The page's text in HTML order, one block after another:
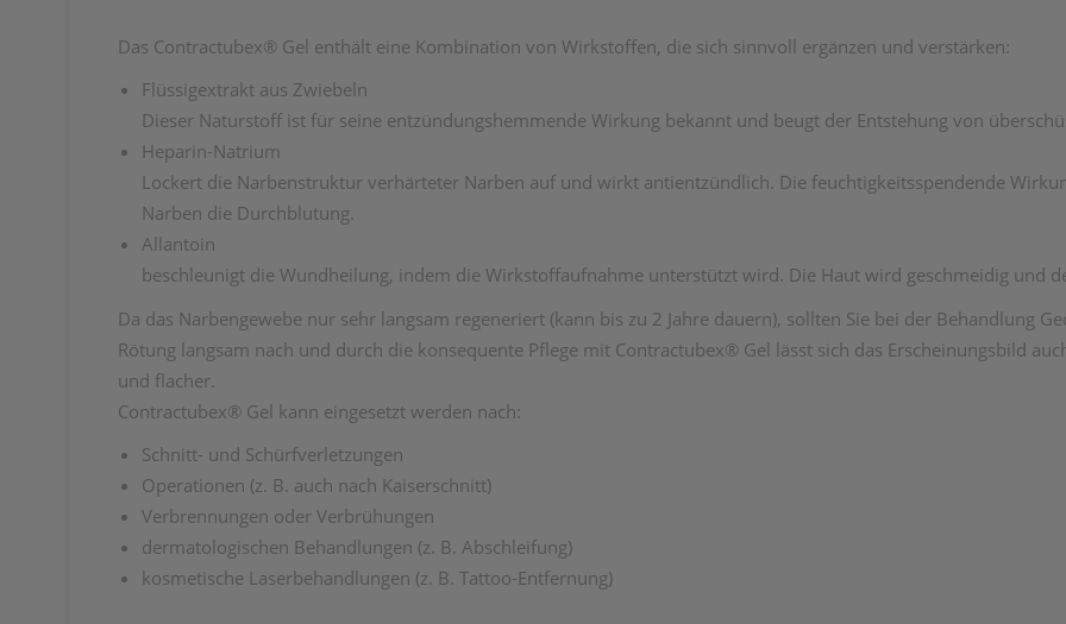
Das Contractubex® Gel enthält eine Kombination von Wirkstoffen, die sich sinnvoll ergänzen und verstärken:
Flüssigextrakt aus Zwiebeln
Dieser Naturstoff ist für seine entzündungshemmende Wirkung bekannt und beugt der Entstehung von
Heparin-Natrium
Lockert die Narbenstruktur verhärteter Narben auf und wirkt antientzündlich. Die feuchtigkeitsspendende
Narben die Durchblutung.
Allantoin
beschleunigt die Wundheilung, indem die Wirkstoffaufnahme unterstützt wird. Die Haut wird geschmeidig und
Da das Narbengewebe nur sehr langsam regeneriert (kann bis zu 2 Jahre dauern), sollten Sie bei der Behandlung
Rötung langsam nach und durch die konsequente Pflege mit Contractubex® Gel lässt sich das Erscheinungsbild
und flacher.
Contractubex® Gel kann eingesetzt werden nach:
Schnitt- und Schürfverletzungen
Operationen (z. B. auch nach Kaiserschnitt)
Verbrennungen oder Verbrühungen
dermatologischen Behandlungen (z. B. Abschleifung)
kosmetische Laserbehandlungen (z. B. Tattoo-Entfernung)